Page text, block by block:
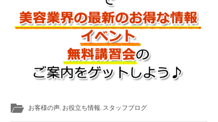
お客様の声, お役立ち情報, スタッフブログ